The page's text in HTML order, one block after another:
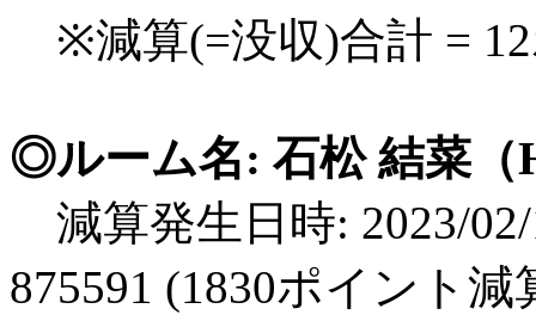
※減算(=没収)合計 =
◎ルーム名: 石松 結菜（
減算発生日時: 2023/
875591 (1830ポイント減